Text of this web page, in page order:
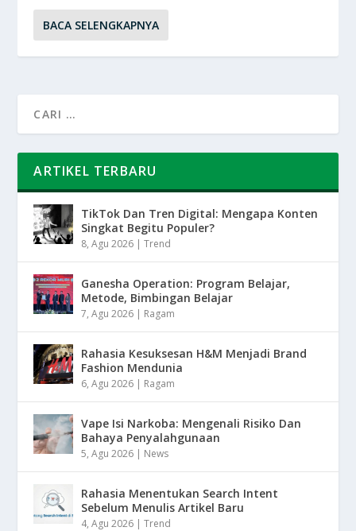
BACA SELENGKAPNYA
ARTIKEL TERBARU
TikTok Dan Tren Digital: Mengapa Konten
Singkat Begitu Populer?
8, Agu 2026 |Trend
Ganesha Operation: Program Belajar,
Metode, Bimbingan Belajar
7, Agu 2026 | Ragam
Rahasia Kesuksesan H&M Menjadi Brand
Fashion Mendunia
6, Agu 2026 | Ragam
Vape Isi Narkoba: Mengenali Risiko Dan
Bahaya Penyalahgunaan
5, Agu 2026 | News
Rahasia Menentukan Search Intent
Sebelum Menulis Artikel Baru
4, Agu 2026 |Trend